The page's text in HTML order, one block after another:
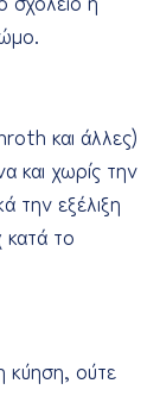
και άλλες)
και χωρίς την
την εξέλιξη
το
κύηση, ούτε